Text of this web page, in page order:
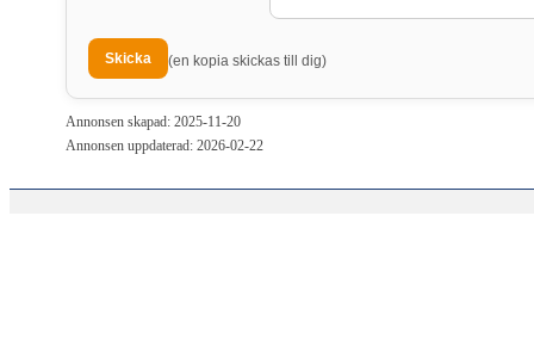
(en kopia skickas till dig)
Annonsen skapad: 2025-11-20
Annonsen uppdaterad: 2026-02-22